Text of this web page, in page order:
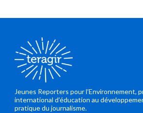
Jeunes Reporters pour l’Environnement,
international d’éducation au
pratique du journalisme.